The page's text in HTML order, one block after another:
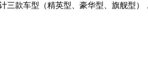
款车型（精英型、豪华型、旗舰型